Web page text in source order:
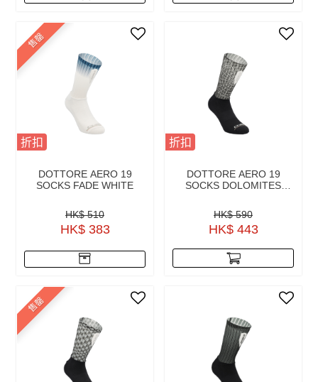
售罄
折扣
DOTTORE AERO 19
SOCKS FADE WHITE
HK$ 510
HK$ 383
折扣
DOTTORE AERO 19
SOCKS DOLOMITES
HK$ 590
HK$ 443
售罄